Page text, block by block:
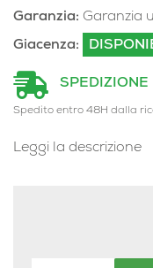
Garanzia: Garanzia
Giacenza:
Spedito entro 48H dalla
Leggi la descrizione